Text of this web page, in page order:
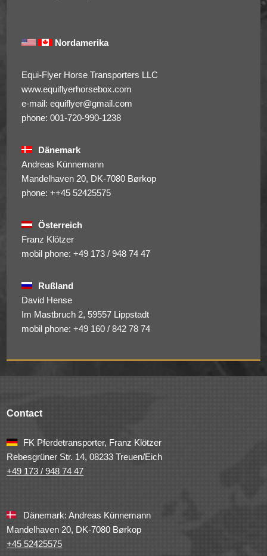
Nordamerika
Equi-Flyer Horse Transporters LLC
www.equiflyerhorsebox.com
e-mail: equiflyer@gmail.com
phone: 001-720-990-1238
Dänemark
Andreas Künnemann
Mandelhaven 20, DK-7080 Børkop
phone: ++45 52425575
Österreich
Franz Klötzer
mobil phone: +49 173 / 948 74 47
Rußland
David Hense
Im Mastbruch 2, 59557 Lippstadt
mobil phone: +49 160 / 842 78 74
Contact
FK Pferdetransporter, Franz Klötzer
Rebesgrüner Str. 14, 08233 Treuen/Eich
+49 173 / 948 74 47
Dänemark: Andreas Künnemann
Mandelhaven 20, DK-7080 Børkop
+45 52425575